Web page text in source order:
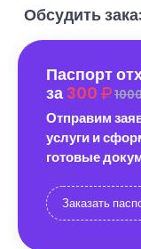
Обсудить
Паспорт
за 300
Отправим
услуги и
готовые
Заказать